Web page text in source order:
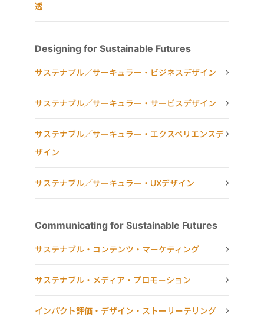
透
Designing for Sustainable Futures
サステナブル／サーキュラー・ビジネスデザイン
サステナブル／サーキュラー・サービスデザイン
サステナブル／サーキュラー・エクスペリエンスデ
ザイン
サステナブル／サーキュラー・UXデザイン
Communicating for Sustainable Futures
サステナブル・コンテンツ・マーケティング
サステナブル・メディア・プロモーション
インパクト評価・デザイン・ストーリーテリング